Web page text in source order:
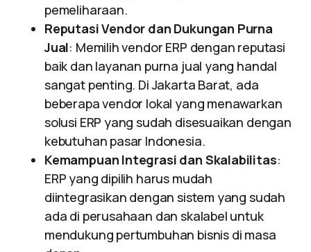
pemeliharaan.
Reputasi Vendor dan Dukungan Purna
Jual: Memilih vendor ERP dengan reputasi
baik dan layanan purna jual yang handal
sangat penting. Di Jakarta Barat, ada
beberapa vendor lokal yang menawarkan
solusi ERP yang sudah disesuaikan dengan
kebutuhan pasar Indonesia.
Kemampuan Integrasi dan Skalabilitas:
ERP yang dipilih harus mudah
diintegrasikan dengan sistem yang sudah
ada di perusahaan dan skalabel untuk
mendukung pertumbuhan bisnis di masa